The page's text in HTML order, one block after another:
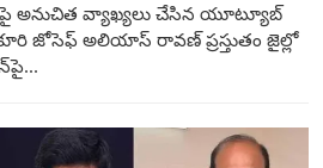
అనుచిత వ్యాఖ్యలు చేసిన యూట్యూబ్
జోసెఫ్ అలియాస్ రావణ్ ప్రస్తుతం జైల్లో